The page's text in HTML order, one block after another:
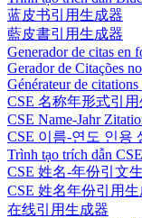
蓝皮书引用生成器
藍皮書引用生成器
Generador de citas en
Gerador de Citações
Générateur de
CSE 名称年形式引
CSE Name-Jahr
CSE 이름-연도 인용
Trình tạo trích dẫn
CSE 姓名-年份引文
CSE 姓名年份引用生
在线引用生成器